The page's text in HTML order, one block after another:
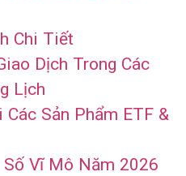
Chi Tiết
Dịch Trong Các
Lịch
Sản Phẩm ETF &
Số Vĩ Mô Năm 2026